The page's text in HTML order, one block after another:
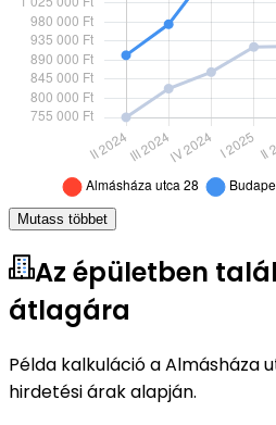
Mutass többet
Az épületben
átlagára
Példa kalkuláció a Almásháza
hirdetési árak alapján.